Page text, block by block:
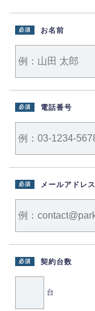
お名前
必須
電話番号
必須
メールアドレス
必須
契約台数
必須
台